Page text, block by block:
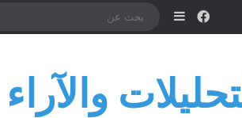
فيسبوكإضافة عمود جانبي
والآراء